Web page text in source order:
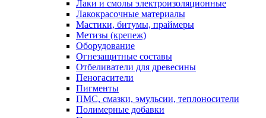
Лаки и смолы электроизоляционные
Лакокрасочные материалы
Мастики, битумы, праймеры
Метизы (крепеж)
Оборудование
Огнезащитные составы
Отбеливатели для древесины
Пеногасители
Пигменты
ПМС, смазки, эмульсии, теплоносители
Полимерные добавки